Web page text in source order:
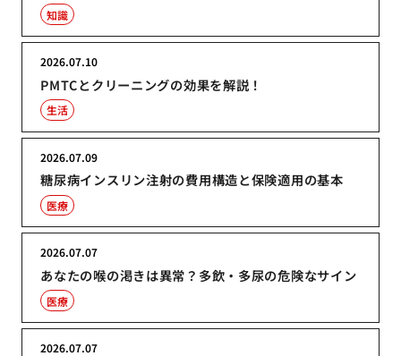
知識
PMTCとクリーニングの効果を解説！
2026.07.10
生活
糖尿病インスリン注射の費用構造と保険適用の基本
2026.07.09
医療
あなたの喉の渇きは異常？多飲・多尿の危険なサイン
2026.07.07
医療
2026.07.07